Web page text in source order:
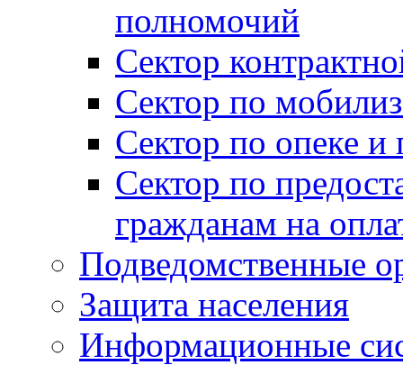
полномочий
Сектор
Сектор по
Сектор по опеке и
Сектор по
гражданам на
Подведомственные
Защита населения
Информационные